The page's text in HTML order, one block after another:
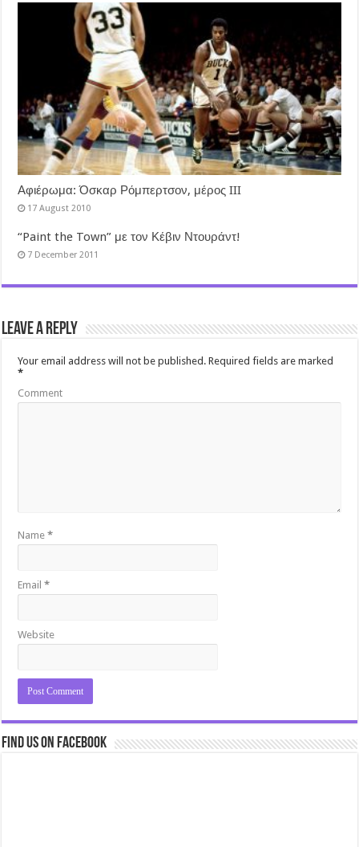
Αφιέρωμα: Όσκαρ Ρόμπερτσον, μέρος III
17 August 2010
“Paint the Town” με τον Κέβιν Ντουράντ!
7 December 2011
Leave a Reply
Your email address will not be published. Required fields are marked
*
Comment
Name*
Email*
Website
Find us on Facebook